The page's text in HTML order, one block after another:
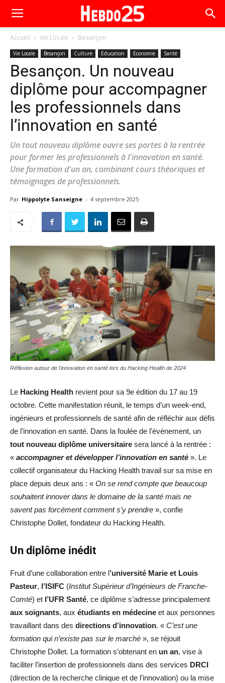
Accueil Vie Locale Besançon
Vie Locale Besançon Culture Education Economie Santé
Besançon. Un nouveau
diplôme pour accompagner
les professionnels dans
l’innovation en santé
Un tout nouveau diplôme ouvre ses portes à la rentrée
pour former les professionnels à l'innovation en santé.
Une formation d'un an, combinant cours théoriques et
témoignages de professionnels.
Par Hippolyte Sanseigne - 4 septembre 2025
Réflexion autour de l'innovation en santé lors du Hacking Health de 2024
Le Hacking Health revient pour sa 9e édition du 17 au 19
octobre. Cette manifestation réunit, le temps d’un week-end,
ingénieurs et professionnels de santé afin de réfléchir aux défis
de l’innovation en santé. Dans la foulée de l’événement, un
tout nouveau diplôme universitaire sera lancé à la rentrée :
« accompagner et développer l’innovation en santé ». Le
collectif organisateur du Hacking Health travail sur sa mise en
place depuis deux ans : « On se rend compte que beaucoup
souhaitent innover dans le domaine de la santé mais ne
savent pas forcément comment s’y prendre », confie
Christophe Dollet, fondateur du Hacking Health.
Un diplôme inédit
Fruit d’une collaboration entre l’université Marie et Louis
Pasteur, l’ISIFC (Institut Supérieur d’Ingénieurs de Franche-
Comté) et l’UFR Santé, ce diplôme s’adresse principalement
aux soignants, aux étudiants en médecine et aux personnes
travaillant dans des directions d’innovation. « C’est une
formation qui n’existe pas sur le marché », se réjouit
Christophe Dollet. La formation s’obtenant en un an, vise à
faciliter l’insertion de professionnels dans des services DRCI
(direction de la recherche clinique et de l’innovation) ou la mise